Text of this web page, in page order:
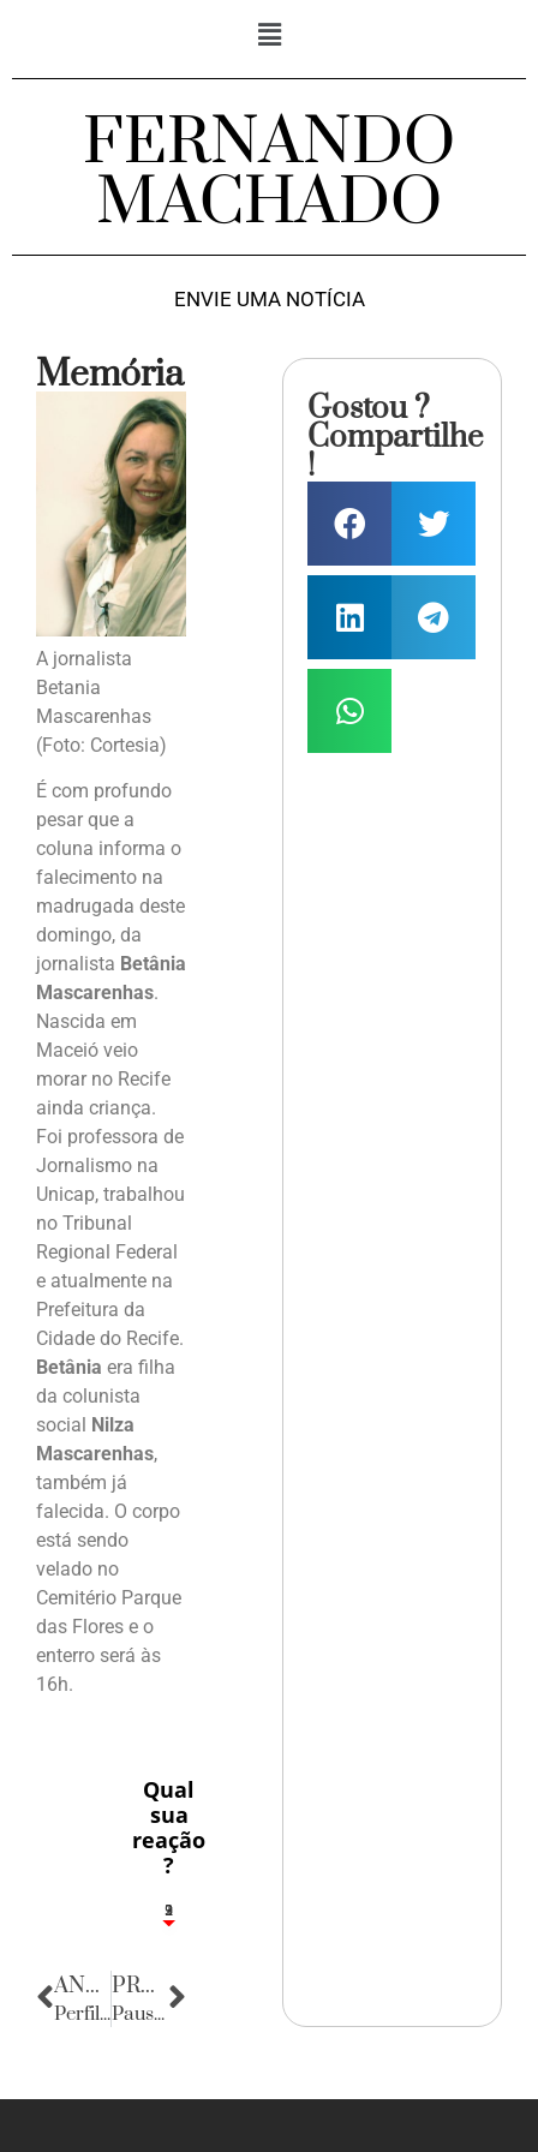
FERNANDO
MACHADO
ENVIE UMA NOTÍCIA
Memória
A jornalista
Betania
Mascarenhas
(Foto: Cortesia)
É com profundo
pesar que a
coluna informa o
falecimento na
madrugada deste
domingo, da
jornalista Betânia
Mascarenhas.
Nascida em
Maceió veio
morar no Recife
ainda criança.
Foi professora de
Jornalismo na
Unicap, trabalhou
no Tribunal
Regional Federal
e atualmente na
Prefeitura da
Cidade do Recife.
Betânia era filha
da colunista
social Nilza
Mascarenhas,
também já
falecida. O corpo
está sendo
velado no
Cemitério Parque
das Flores e o
enterro será às
16h.
Qual
sua
reação
?
3
1
2
9
ANTERIOR
Perfil do Consumidor: Miguel Braga
PRÓXIMA
Pausa Poética
Gostou ?
Compartilhe
!